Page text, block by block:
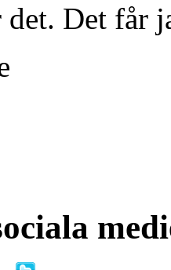
Det får